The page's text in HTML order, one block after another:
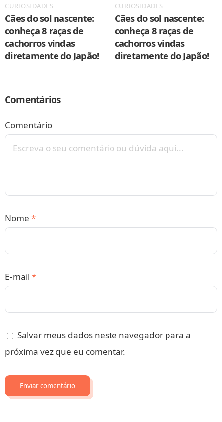
CURIOSIDADES
Cães do sol nascente:
conheça 8 raças de
cachorros vindas
diretamente do Japão!
CURIOSIDADES
Cães do sol nascente:
conheça 8 raças de
cachorros vindas
diretamente do Japão!
Comentários
Comentário
Nome *
E-mail *
Salvar meus dados neste navegador para a
próxima vez que eu comentar.